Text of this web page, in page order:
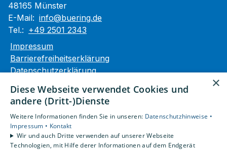
48165 Münster
E-Mail: info@buering.de
Tel.: +49 2501 2343
Impressum
Barrierefreiheitserklärung
Datenschutzerklärung
Unsere Bereiche
Privatkunden
Gewerbekunden
Karriere
×
Diese Webseite verwendet Cookies und
andere (Dritt-)Dienste
Weitere Informationen finden Sie in unseren: Datenschutzhinweise •
Impressum • Kontakt
Wir und auch Dritte verwenden auf unserer Webseite
Technologien, mit Hilfe derer Informationen auf dem Endgerät